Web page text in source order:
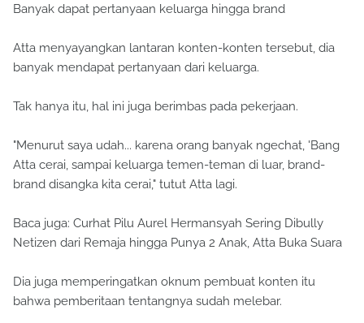
Banyak dapat pertanyaan keluarga hingga brand
Atta menyayangkan lantaran konten-konten tersebut, dia
banyak mendapat pertanyaan dari keluarga.
Tak hanya itu, hal ini juga berimbas pada pekerjaan.
"Menurut saya udah... karena orang banyak ngechat, 'Bang
Atta cerai, sampai keluarga temen-teman di luar, brand-
brand disangka kita cerai," tutut Atta lagi.
Baca juga: Curhat Pilu Aurel Hermansyah Sering Dibully
Netizen dari Remaja hingga Punya 2 Anak, Atta Buka Suara
Dia juga memperingatkan oknum pembuat konten itu
bahwa pemberitaan tentangnya sudah melebar.